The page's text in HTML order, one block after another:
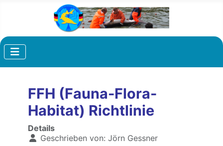
FFH (Fauna-Flora-
Habitat) Richtlinie
Details
Geschrieben von: Jörn Gessner